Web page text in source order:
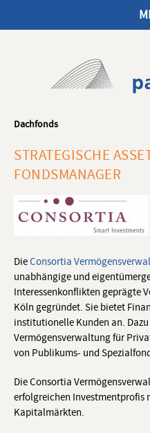
Dachfonds
STRATEGISCHE
FONDSMANAGER
DieConsortia
unabhängige und
Interessenkonflikten geprägte
Köln gegründet. Sie bietet
institutionelle Kunden an.
Vermögensverwaltung für
von Publikums- und
Die Consortia
erfolgreichen Investmentprofis
Kapitalmärkten.